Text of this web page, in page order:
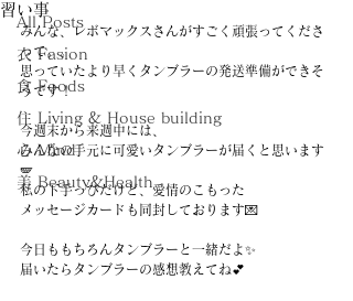
All Posts
衣 Fasion
食 Foods
住 Living & House building
心 Mind
美 Beauty&Health
習い事
みんな、レボマックスさんがすごく頑張ってくださ
って。。
思っていたより早くタンブラーの発送準備ができそ
うです！
今週末から来週中には、
みんなの手元に可愛いタンブラーが届くと思います
🪽
私の下手っぴだけど、愛情のこもった
メッセージカードも同封しております💌
今日ももちろんタンブラーと一緒だよ✨
届いたらタンブラーの感想教えてね💕